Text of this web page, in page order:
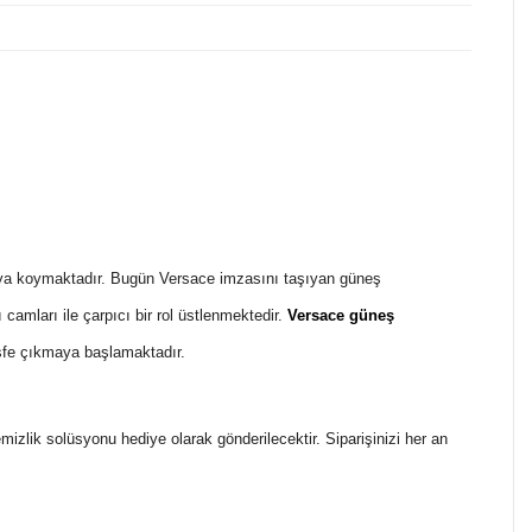
Bugün Versace imzasını taşıyan güneş
ile çarpıcı bir rol üstlenmektedir. Versace güneş
çıkmaya başlamaktadır.
solüsyonu hediye olarak gönderilecektir. Siparişinizi her an